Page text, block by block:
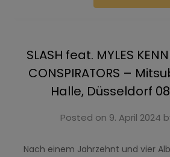
SLASH feat. MYLES
CONSPIRATORS –
Halle, Düsseldorf
Posted on 9. April 2024
Nach einem Jahrzehnt und vier